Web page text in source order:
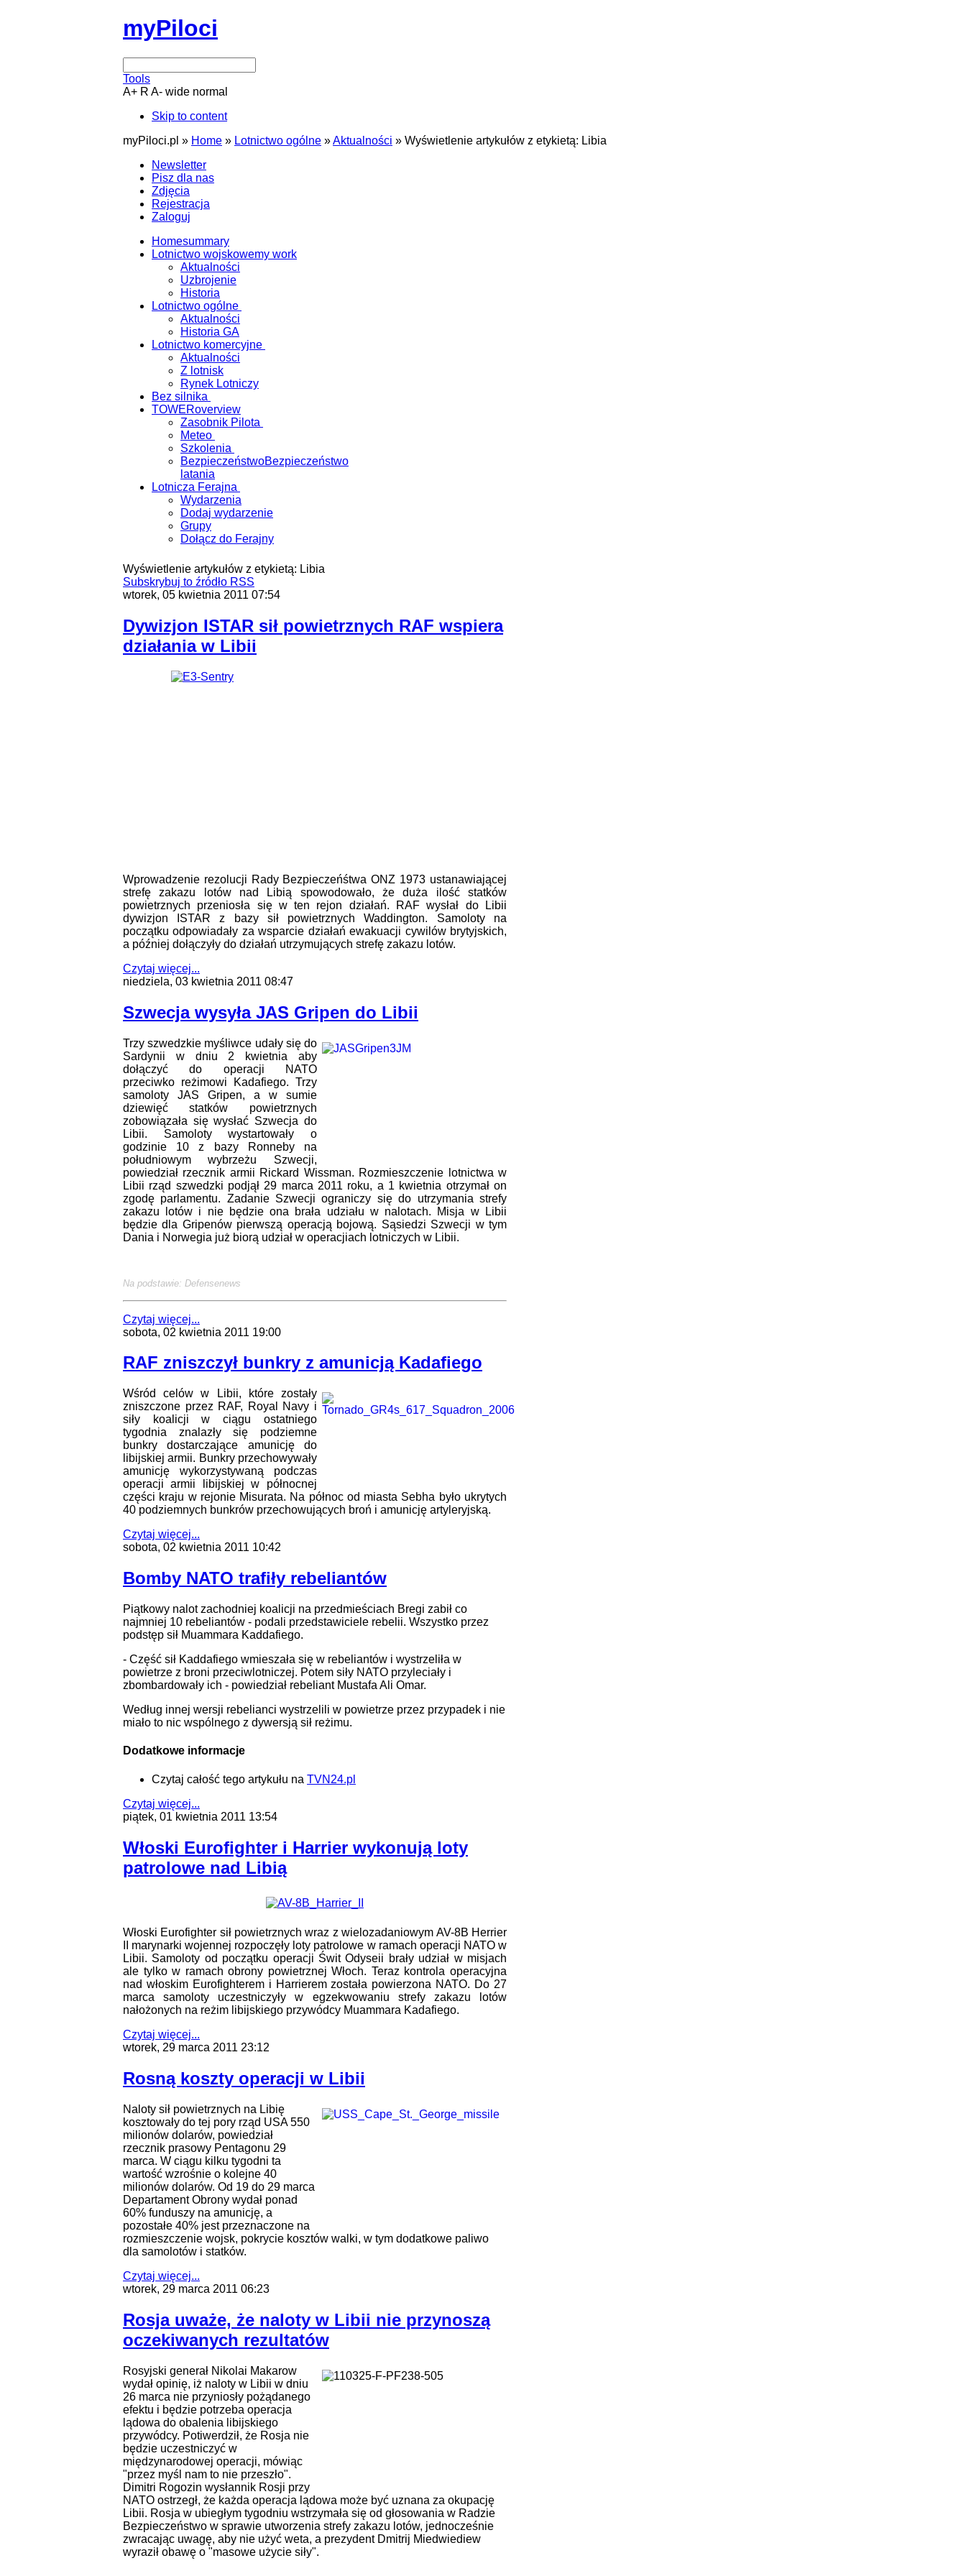
myPiloci
Tools
A+ R A- wide normal
Skip to content
myPiloci.pl » Home » Lotnictwo ogólne »Aktualności » Wyświetlenie artykułów z etykietą: Libia
Newsletter
Pisz dla nas
Zdjęcia
Rejestracja
Zaloguj
Homesummary
Lotnictwo wojskowemy work
Aktualności
Uzbrojenie
Historia
Lotnictwo ogólne
Aktualności
Historia GA
Lotnictwo komercyjne
Aktualności
Z lotnisk
Rynek Lotniczy
Bez silnika
TOWERoverview
Zasobnik Pilota
Meteo
Szkolenia
BezpieczeństwoBezpieczeństwo
latania
Lotnicza Ferajna
Wydarzenia
Dodaj wydarzenie
Grupy
Dołącz do Ferajny
Wyświetlenie artykułów z etykietą: Libia
Subskrybuj to źródło RSS
wtorek, 05 kwietnia 2011 07:54
Dywizjon ISTAR sił powietrznych RAF wspiera
działania w Libii
Wprowadzenie rezolucji Rady Bezpieczeńśtwa ONZ 1973 ustanawiającej
strefę zakazu lotów nad Libią spowodowało, że duża ilość statków
powietrznych przeniosła się w ten rejon działań. RAF wysłał do Libii
dywizjon ISTAR z bazy sił powietrznych Waddington. Samoloty na
początku odpowiadały za wsparcie działań ewakuacji cywilów brytyjskich,
a później dołączyły do działań utrzymujących strefę zakazu lotów.
Czytaj więcej...
niedziela, 03 kwietnia 2011 08:47
Szwecja wysyła JAS Gripen do Libii
Trzy szwedzkie myśliwce udały się do
Sardynii w dniu 2 kwietnia aby
dołączyć do operacji NATO
przeciwko reżimowi Kadafiego. Trzy
samoloty JAS Gripen, a w sumie
dziewięć statków powietrznych
zobowiązała się wysłać Szwecja do
Libii. Samoloty wystartowały o
godzinie 10 z bazy Ronneby na
południowym wybrzeżu Szwecji,
powiedział rzecznik armii Rickard Wissman. Rozmieszczenie lotnictwa w
Libii rząd szwedzki podjął 29 marca 2011 roku, a 1 kwietnia otrzymał on
zgodę parlamentu. Zadanie Szwecji ograniczy się do utrzymania strefy
zakazu lotów i nie będzie ona brała udziału w nalotach. Misja w Libii
będzie dla Gripenów pierwszą operacją bojową. Sąsiedzi Szwecji w tym
Dania i Norwegia już biorą udział w operacjiach lotniczych w Libii.
Na podstawie: Defensenews
Czytaj więcej...
sobota, 02 kwietnia 2011 19:00
RAF zniszczył bunkry z amunicją Kadafiego
Wśród celów w Libii, które zostały
zniszczone przez RAF, Royal Navy i
siły koalicji w ciągu ostatniego
tygodnia znalazły się podziemne
bunkry dostarczające amunicję do
libijskiej armii. Bunkry przechowywały
amunicję wykorzystywaną podczas
operacji armii libijskiej w północnej
części kraju w rejonie Misurata. Na północ od miasta Sebha było ukrytych
40 podziemnych bunkrów przechowujących broń i amunicję artyleryjską.
Czytaj więcej...
sobota, 02 kwietnia 2011 10:42
Bomby NATO trafiły rebeliantów
Piątkowy nalot zachodniej koalicji na przedmieściach Bregi zabił co
najmniej 10 rebeliantów - podali przedstawiciele rebelii. Wszystko przez
podstęp sił Muammara Kaddafiego.
- Część sił Kaddafiego wmieszała się w rebeliantów i wystrzeliła w
powietrze z broni przeciwlotniczej. Potem siły NATO przyleciały i
zbombardowały ich - powiedział rebeliant Mustafa Ali Omar.
Według innej wersji rebelianci wystrzelili w powietrze przez przypadek i nie
miało to nic wspólnego z dywersją sił reżimu.
Dodatkowe informacje
Czytaj całość tego artykułu na TVN24.pl
Czytaj więcej...
piątek, 01 kwietnia 2011 13:54
Włoski Eurofighter i Harrier wykonują loty
patrolowe nad Libią
Włoski Eurofighter sił powietrznych wraz z wielozadaniowym AV-8B Herrier
II marynarki wojennej rozpoczęły loty patrolowe w ramach operacji NATO w
Libii. Samoloty od początku operacji Świt Odyseii brały udział w misjach
ale tylko w ramach obrony powietrznej Włoch. Teraz kontrola operacyjna
nad włoskim Eurofighterem i Harrierem została powierzona NATO. Do 27
marca samoloty uczestniczyły w egzekwowaniu strefy zakazu lotów
nałożonych na reżim libijskiego przywódcy Muammara Kadafiego.
Czytaj więcej...
wtorek, 29 marca 2011 23:12
Rosną koszty operacji w Libii
Naloty sił powietrznych na Libię
kosztowały do tej pory rząd USA 550
milionów dolarów, powiedział
rzecznik prasowy Pentagonu 29
marca. W ciągu kilku tygodni ta
wartość wzrośnie o kolejne 40
milionów dolarów. Od 19 do 29 marca
Departament Obrony wydał ponad
60% funduszy na amunicję, a
pozostałe 40% jest przeznaczone na
rozmieszczenie wojsk, pokrycie kosztów walki, w tym dodatkowe paliwo
dla samolotów i statków.
Czytaj więcej...
wtorek, 29 marca 2011 06:23
Rosja uważe, że naloty w Libii nie przynoszą
oczekiwanych rezultatów
Rosyjski generał Nikolai Makarow
wydał opinię, iż naloty w Libii w dniu
26 marca nie przyniosły pożądanego
efektu i będzie potrzeba operacja
lądowa do obalenia libijskiego
przywódcy. Potiwerdził, że Rosja nie
będzie uczestniczyć w
międzynarodowej operacji, mówiąc
"przez myśl nam to nie przeszło".
Dimitri Rogozin wysłannik Rosji przy
NATO ostrzegł, że każda operacja lądowa może być uznana za okupację
Libii. Rosja w ubiegłym tygodniu wstrzymała się od głosowania w Radzie
Bezpieczeństwo w sprawie utworzenia strefy zakazu lotów, jednocześnie
zwracając uwagę, aby nie użyć weta, a prezydent Dmitrij Miedwiediew
wyraził obawę o "masowe użycie siły".